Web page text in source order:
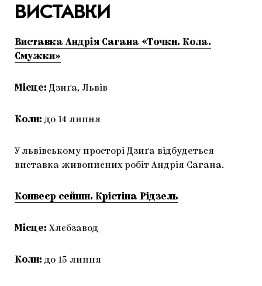
ВИСТАВКИ
Виставка Андрія Сагана «Точки. Кола.
Смужки»
Місце: Дзиґа, Львів
Коли: до 14 липня
У львівському просторі Дзиґа відбудеться
виставка живописних робіт Андрія Сагана.
Конвеєр сейшн. Крістіна Рідзель
Місце: Хлєбзавод
Коли: до 15 липня